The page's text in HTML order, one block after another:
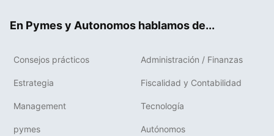
En Pymes y Autonomos hablamos de...
Consejos prácticos Administración / Finanzas
Estrategia Fiscalidad y Contabilidad
Management Tecnología
pymes Autónomos